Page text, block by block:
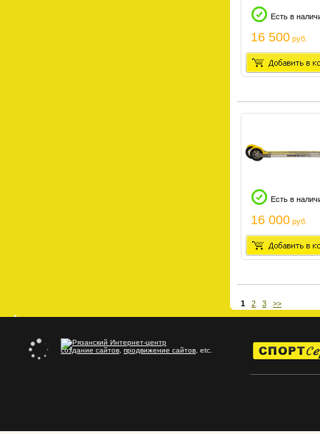
Есть в
16 500 руб.
Есть в
16 000 руб.
1 2 3 >>
создание сайтов продвижение сайтов , etc.